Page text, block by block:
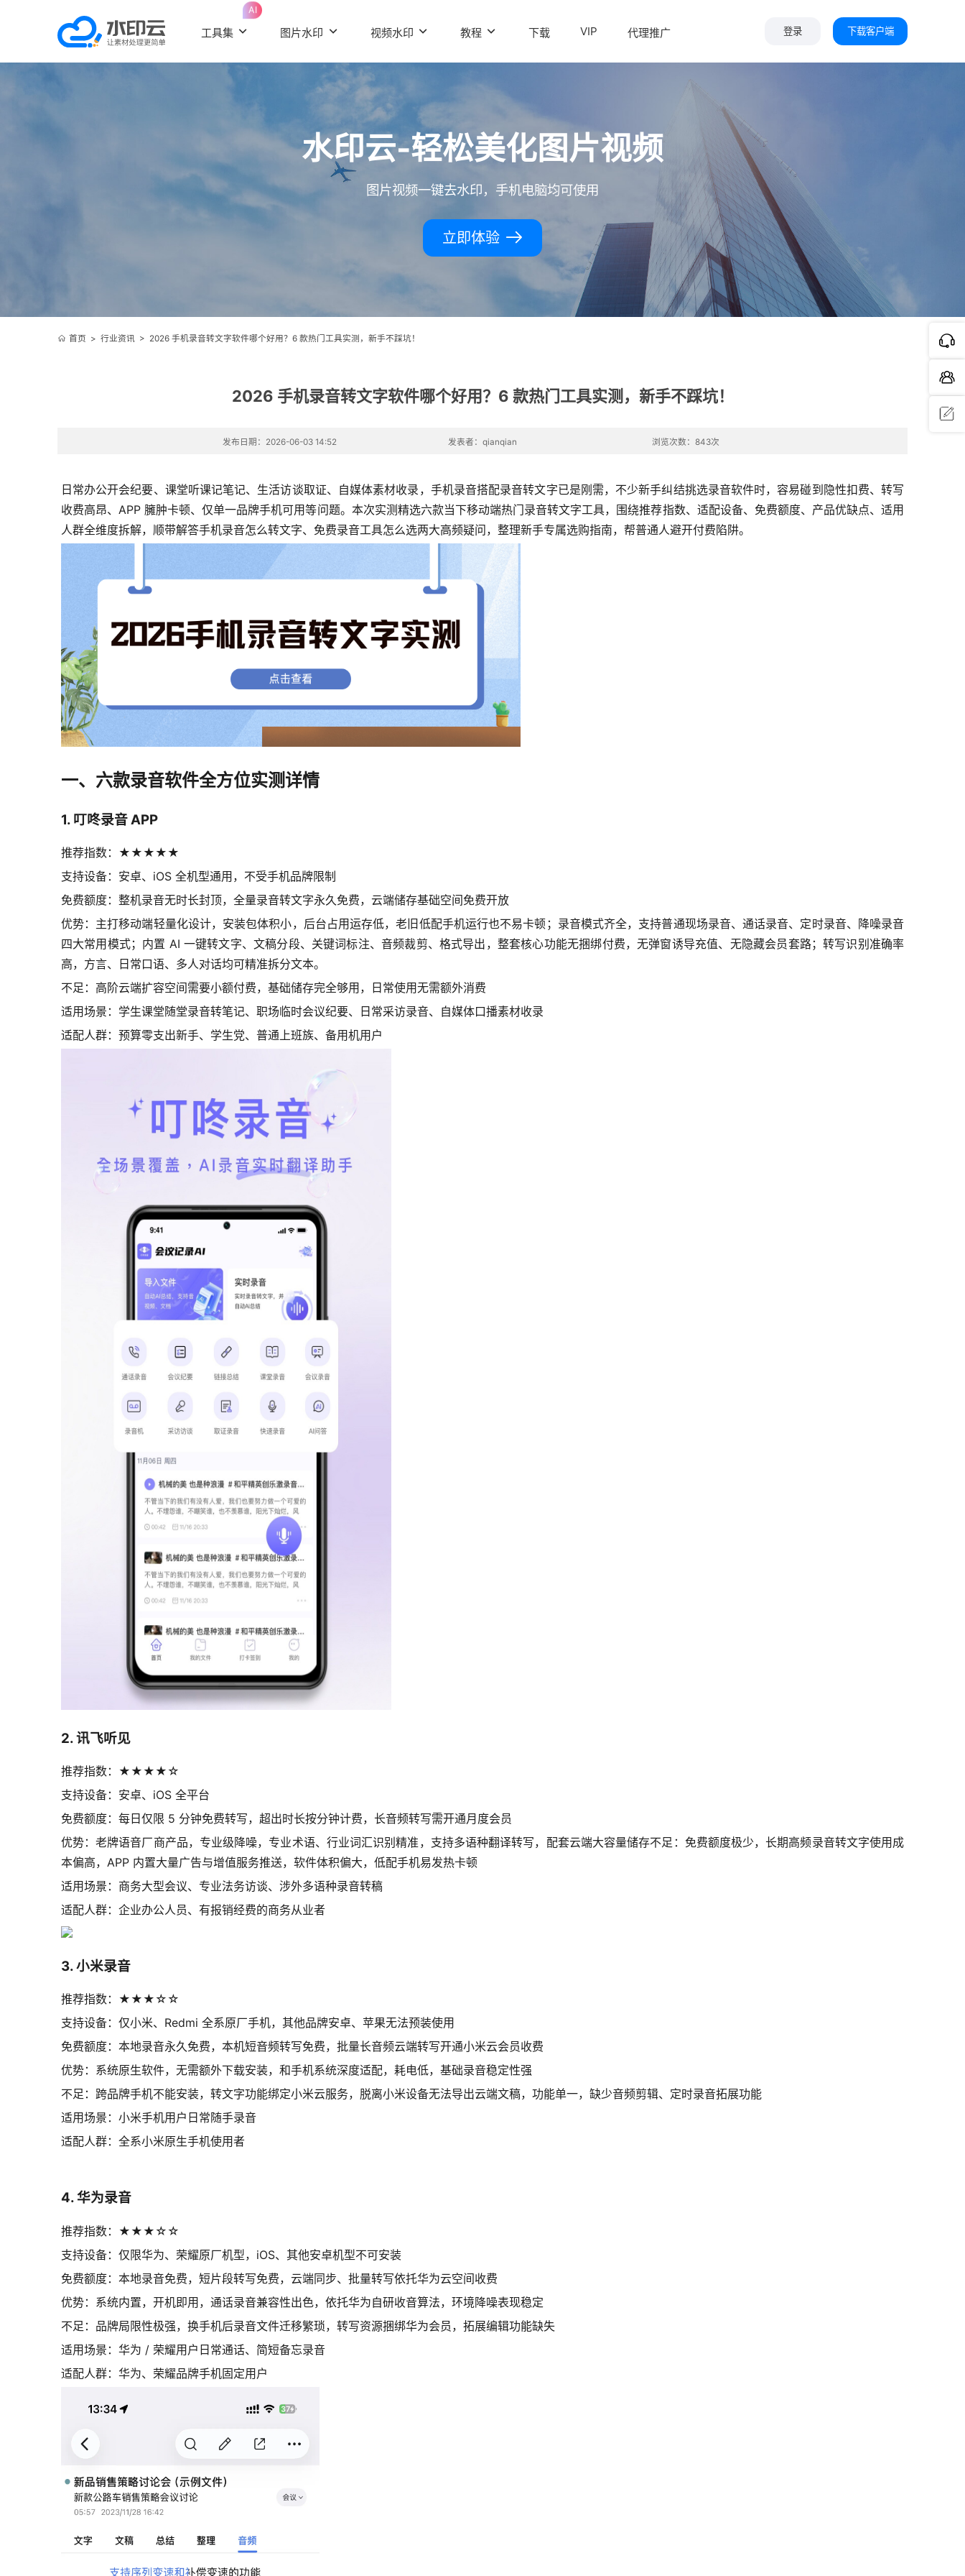
工具集
AI
图片水印 视频水印 教程 下载 VIP 代理推广 登录 下载客户端
水印云-轻松美化图片视频
图片视频一键去水印，手机电脑均可使用
立即体验
首页 > 行业资讯> 2026 手机录音转文字软件哪个好用？6 款热门工具实测，新手不踩坑！
2026 手机录音转文字软件哪个好用？6 款热门工具实测，新手不踩坑！
发布日期：2026-06-03 14:52 发表者：qianqian 浏览次数：843次
日常办公开会纪要、课堂听课记笔记、生活访谈取证、自媒体素材收录，手机录音搭配录音转文字已是刚需，不少新手纠结挑选录音软件时，容易碰到隐性扣费、转写
收费高昂、APP 臃肿卡顿、仅单一品牌手机可用等问题。本次实测精选六款当下移动端热门录音转文字工具，围绕推荐指数、适配设备、免费额度、产品优缺点、适用
人群全维度拆解，顺带解答手机录音怎么转文字、免费录音工具怎么选两大高频疑问，整理新手专属选购指南，帮普通人避开付费陷阱。
一、六款录音软件全方位实测详情
1. 叮咚录音 APP
推荐指数：★★★★★
支持设备：安卓、iOS 全机型通用，不受手机品牌限制
免费额度：整机录音无时长封顶，全量录音转文字永久免费，云端储存基础空间免费开放
优势：主打移动端轻量化设计，安装包体积小，后台占用运存低，老旧低配手机运行也不易卡顿；录音模式齐全，支持普通现场录音、通话录音、定时录音、降噪录音
四大常用模式；内置 AI 一键转文字、文稿分段、关键词标注、音频裁剪、格式导出，整套核心功能无捆绑付费，无弹窗诱导充值、无隐藏会员套路；转写识别准确率
高，方言、日常口语、多人对话均可精准拆分文本。
不足：高阶云端扩容空间需要小额付费，基础储存完全够用，日常使用无需额外消费
适用场景：学生课堂随堂录音转笔记、职场临时会议纪要、日常采访录音、自媒体口播素材收录
适配人群：预算零支出新手、学生党、普通上班族、备用机用户
2. 讯飞听见
推荐指数：★★★★☆
支持设备：安卓、iOS 全平台
免费额度：每日仅限 5 分钟免费转写，超出时长按分钟计费，长音频转写需开通月度会员
优势：老牌语音厂商产品，专业级降噪，专业术语、行业词汇识别精准，支持多语种翻译转写，配套云端大容量储存不足：免费额度极少，长期高频录音转文字使用成
本偏高，APP 内置大量广告与增值服务推送，软件体积偏大，低配手机易发热卡顿
适用场景：商务大型会议、专业法务访谈、涉外多语种录音转稿
适配人群：企业办公人员、有报销经费的商务从业者
3. 小米录音
推荐指数：★★★☆☆
支持设备：仅小米、Redmi 全系原厂手机，其他品牌安卓、苹果无法预装使用
免费额度：本地录音永久免费，本机短音频转写免费，批量长音频云端转写开通小米云会员收费
优势：系统原生软件，无需额外下载安装，和手机系统深度适配，耗电低，基础录音稳定性强
不足：跨品牌手机不能安装，转文字功能绑定小米云服务，脱离小米设备无法导出云端文稿，功能单一，缺少音频剪辑、定时录音拓展功能
适用场景：小米手机用户日常随手录音
适配人群：全系小米原生手机使用者
4. 华为录音
推荐指数：★★★☆☆
支持设备：仅限华为、荣耀原厂机型，iOS、其他安卓机型不可安装
免费额度：本地录音免费，短片段转写免费，云端同步、批量转写依托华为云空间收费
优势：系统内置，开机即用，通话录音兼容性出色，依托华为自研收音算法，环境降噪表现稳定
不足：品牌局限性极强，换手机后录音文件迁移繁琐，转写资源捆绑华为会员，拓展编辑功能缺失
适用场景：华为 / 荣耀用户日常通话、简短备忘录音
适配人群：华为、荣耀品牌手机固定用户